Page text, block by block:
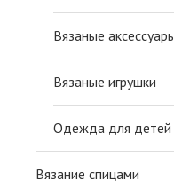
Вязаные
Вязаные игрушки
Одежда для детей
Вязание спицами